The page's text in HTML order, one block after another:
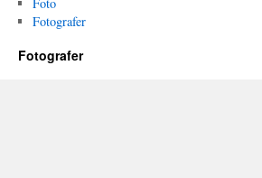
Fotografer
Fotografer